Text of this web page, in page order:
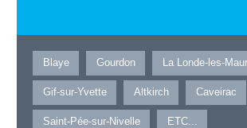
Blaye Gourdon La Londe-les-
Gif-sur-Yvette Altkirch Caveirac
Saint-Pée-sur-Nivelle ETC...